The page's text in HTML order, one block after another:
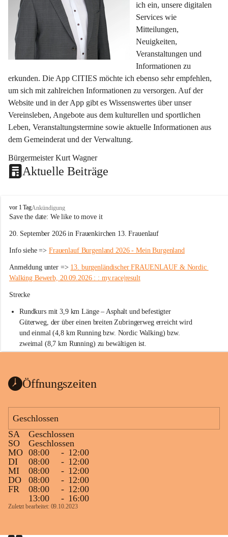
ich ein, unsere digitalen
Services wie
Mitteilungen,
Neuigkeiten,
Veranstaltungen und
Informationen zu
erkunden. Die App CITIES möchte ich ebenso sehr empfehlen,
um sich mit zahlreichen Informationen zu versorgen. Auf der
Website und in der App gibt es Wissenswertes über unser
Vereinsleben, Angebote aus dem kulturellen und sportlichen
Leben, Veranstaltungstermine sowie aktuelle Informationen aus
dem Gemeinderat und der Verwaltung.
Bürgermeister Kurt Wagner
Aktuelle Beiträge
W
ö
t
r
b
e
r
g
vor 1 TagAnkündigung
Save the date: We like to move it
20. September 2026 in Frauenkirchen 13. Frauenlauf
Info siehe => Frauenlauf Burgenland 2026 - Mein Burgenland
Anmeldung unter => 13. burgenländischer FRAUENLAUF & Nordic
Walking Bewerb, 20.09.2026 : : my.race|result
Strecke
Rundkurs mit 3,9 km Länge – Asphalt und befestigter
Güterweg, der über einen breiten Zubringerweg erreicht wird
und einmal (4,8 km Running bzw. Nordic Walking) bzw.
zweimal (8,7 km Running) zu bewältigen ist.
Parkplatz auf der Rückseite der St. Martins Therme & Lodge
Zielgelände mit Verpflegungstruck
Ablauf
Samstag, 19.9.
13 bis 15 Uhr Startnummernausgabe, im Seminarraum der St.
Martins Therme & Lodge Frauenkirchen (vom Parkplatz hinter
der Therme zugänglich)
Sonntag, 20.9.
Öffnungszeiten
Geschlossen
SA
Geschlossen
SO
Geschlossen
MO 08:00 - 12:00
DI
08:00 - 12:00
MI
08:00 - 12:00
DO
08:00 - 12:00
FR
08:00 - 12:00
13:00
- 16:00
Zuletzt bearbeitet: 09.10.2023